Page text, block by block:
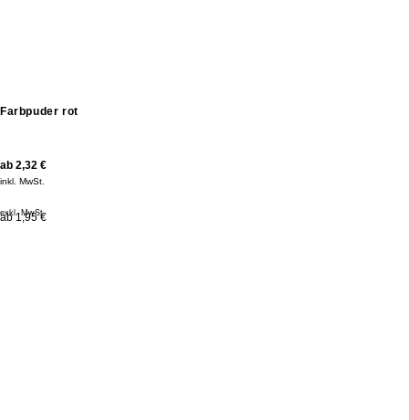
Farbpuder rot
ab 2,32 €
inkl. MwSt.
ab 1,95 €
exkl. MwSt.